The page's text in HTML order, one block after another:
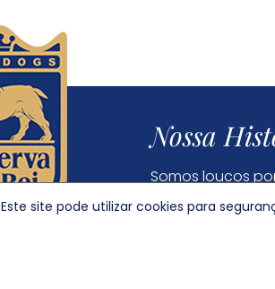
Nossa
Somos loucos
tudo começou
Este site pode utilizar cookies para